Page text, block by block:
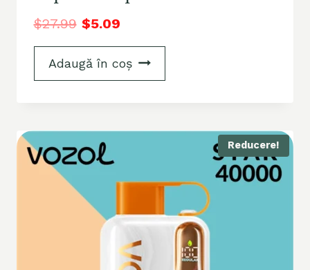
$27.99 $5.09
Adaugă în coș
Reducere!